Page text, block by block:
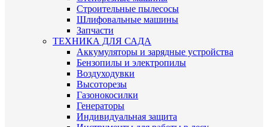
Строительные пылесосы
Шлифовальные машины
Запчасти
ТЕХНИКА ДЛЯ САДА
Аккумуляторы и зарядные устройства
Бензопилы и электропилы
Воздуходувки
Высоторезы
Газонокосилки
Генераторы
Индивидуальная защита